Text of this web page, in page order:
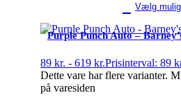
Vælg
Purple Punch Auto –
89 kr. - 619 kr.Prisinterval: 89
Dette vare har flere varianter.
på varesiden